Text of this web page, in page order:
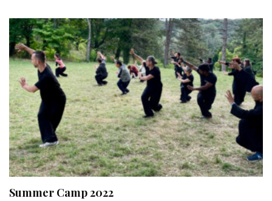
Summer Camp 2022